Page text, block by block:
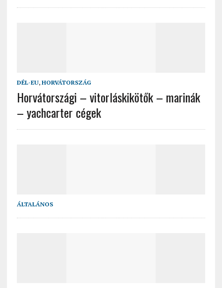
DÉL-EU, HORVÁTORSZÁG
Horvátországi – vitorláskikötők – marinák
– yachcarter cégek
ÁLTALÁNOS